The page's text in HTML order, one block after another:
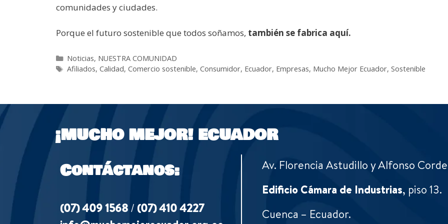
comunidades y ciudades.
Porque el futuro sostenible que todos soñamos, también se fabrica aquí.
Noticias, NUESTRA COMUNIDAD
Afiliados, Calidad, Comercio sostenible, Consumidor, Ecuador, Empresas, Mucho Mejor Ecuador, Sostenible
¡MUCHO MEJOR! ECUADOR
Contáctanos:
(07) 409 1568 / (07) 410 4227
Av. Florencia Astudillo y Alfonso
Edificio Cámara de Industrias, piso 13.
Cuenca – Ecuador.